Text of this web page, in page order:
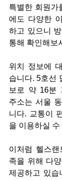
특별한 회원가
에도 다양한
하고 있으니
통해 확인해보
위치 정보에
습니다. 5호선
보로 약 16분
주소는 서울
니다. 교통이
을 이용하실 수
이처럼 헬스
족을 위해 다
제공하고 있습